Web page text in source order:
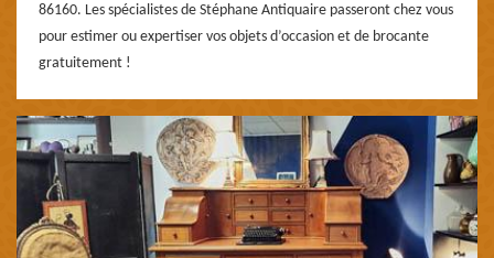
86160. Les spécialistes de Stéphane Antiquaire passeront chez vous
pour estimer ou expertiser vos objets d’occasion et de brocante
gratuitement !